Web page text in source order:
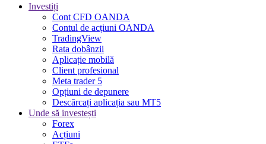
Investiți
Cont CFD OANDA
Contul de acțiuni OANDA
TradingView
Rata dobânzii
Aplicație mobilă
Client profesional
Meta trader 5
Opțiuni de depunere
Descărcați aplicația sau MT5
Unde să investești
Forex
Acțiuni